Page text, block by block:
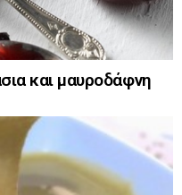
και μαυροδάφνη